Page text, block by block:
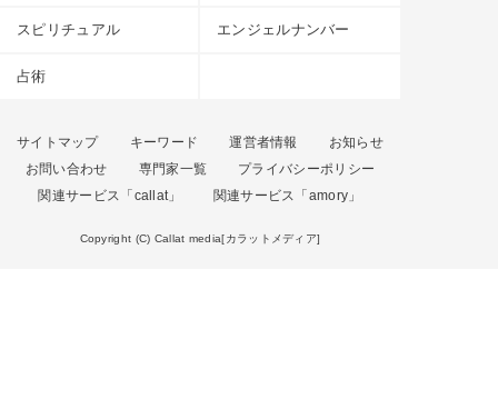
スピリチュアル エンジェルナンバー
占術
サイトマップ キーワード 運営者情報
お知らせ
お問い合わせ
専門家一覧
プライバシーポリシー
関連サービス「callat」
関連サービス「amory」
Copyright (C) Callat media[カラットメディア]